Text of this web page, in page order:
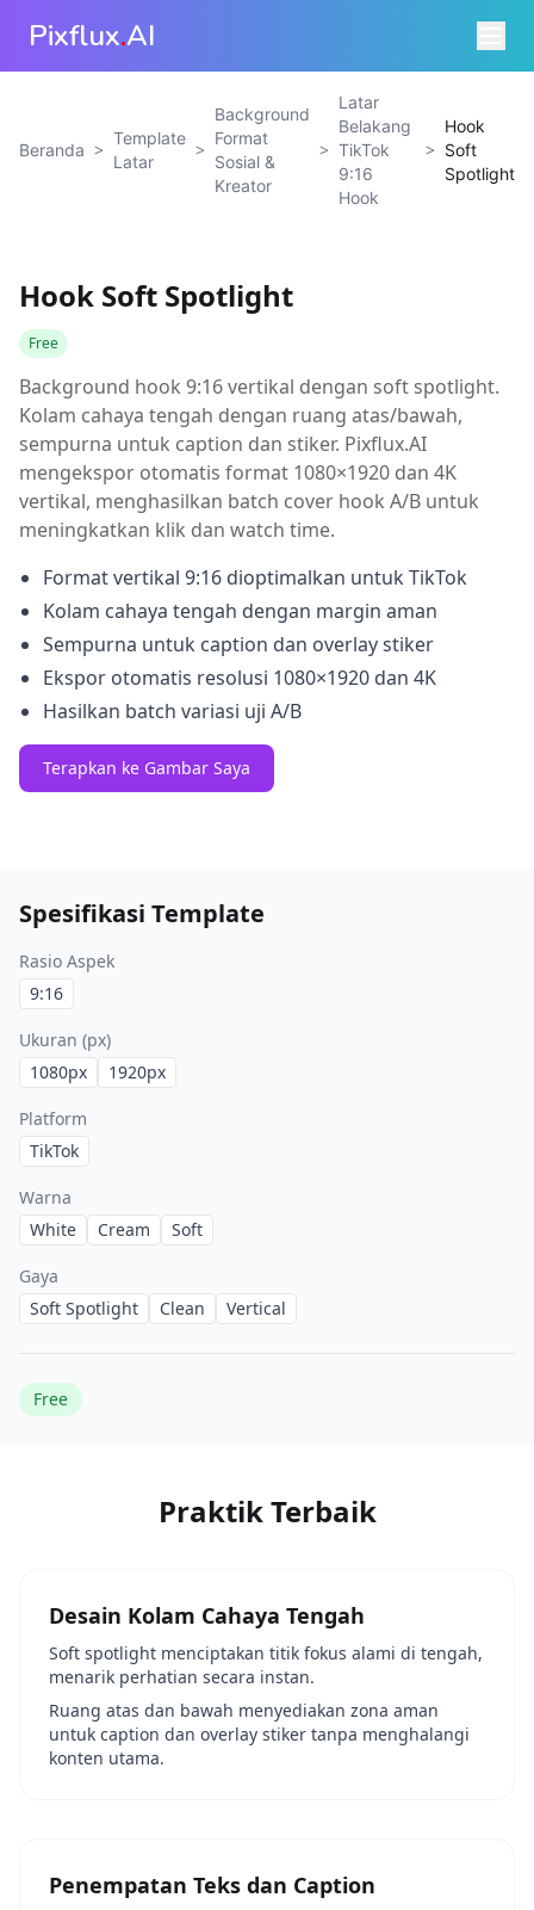
Pixflux.AI
Beranda >
Template
Latar
>
Background
Format
Sosial &
Kreator
>
Latar
Belakang
TikTok
9:16
Hook
>
Hook
Soft
Spotlight
Hook Soft Spotlight
Free
Background hook 9:16 vertikal dengan soft spotlight.
Kolam cahaya tengah dengan ruang atas/bawah,
sempurna untuk caption dan stiker. Pixflux.AI
mengekspor otomatis format 1080×1920 dan 4K
vertikal, menghasilkan batch cover hook A/B untuk
meningkatkan klik dan watch time.
Format vertikal 9:16 dioptimalkan untuk TikTok
Kolam cahaya tengah dengan margin aman
Sempurna untuk caption dan overlay stiker
Ekspor otomatis resolusi 1080×1920 dan 4K
Hasilkan batch variasi uji A/B
Terapkan ke Gambar Saya
Spesifikasi Template
Rasio Aspek
9:16
Ukuran (px)
1080px 1920px
Platform
TikTok
Warna
White
Cream Soft
Gaya
Soft Spotlight
Clean Vertical
Free
Praktik Terbaik
Desain Kolam Cahaya Tengah
Soft spotlight menciptakan titik fokus alami di tengah,
menarik perhatian secara instan.
Ruang atas dan bawah menyediakan zona aman
untuk caption dan overlay stiker tanpa menghalangi
konten utama.
Penempatan Teks dan Caption